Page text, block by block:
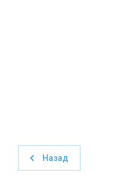
Назад